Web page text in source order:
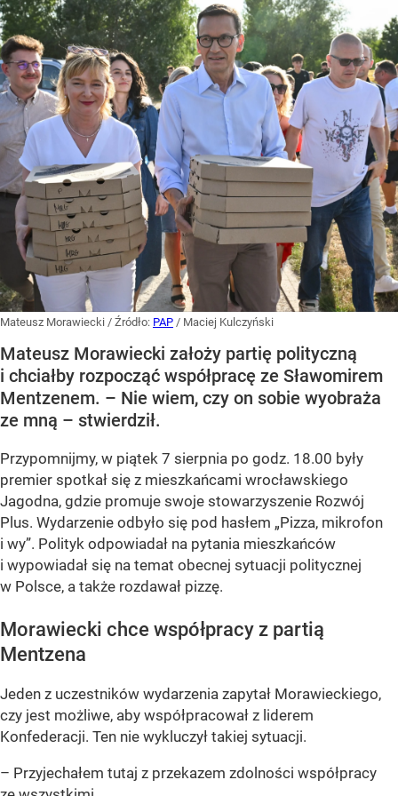
Mateusz Morawiecki / Źródło: PAP / Maciej Kulczyński
Mateusz Morawiecki założy partię polityczną
i chciałby rozpocząć współpracę ze Sławomirem
Mentzenem. – Nie wiem, czy on sobie wyobraża
ze mną – stwierdził.
Przypomnijmy, w piątek 7 sierpnia po godz. 18.00 były
premier spotkał się z mieszkańcami wrocławskiego
Jagodna, gdzie promuje swoje stowarzyszenie Rozwój
Plus. Wydarzenie odbyło się pod hasłem „Pizza, mikrofon
i wy”. Polityk odpowiadał na pytania mieszkańców
i wypowiadał się na temat obecnej sytuacji politycznej
w Polsce, a także rozdawał pizzę.
Morawiecki chce współpracy z partią
Mentzena
Jeden z uczestników wydarzenia zapytał Morawieckiego,
czy jest możliwe, aby współpracował z liderem
Konfederacji. Ten nie wykluczył takiej sytuacji.
– Przyjechałem tutaj z przekazem zdolności współpracy